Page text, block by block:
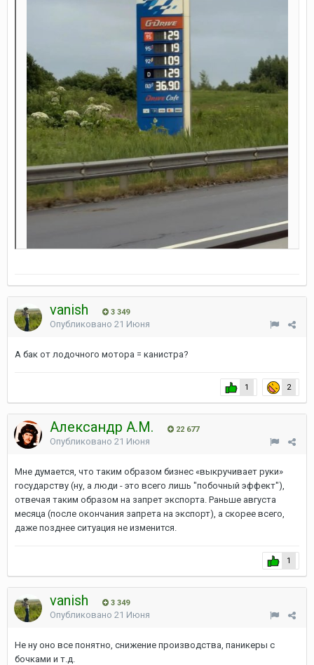
vanish 3 349
Опубликовано 21 Июня
А бак от лодочного мотора = канистра?
1 2
Александр А.М. 22 677
Опубликовано 21 Июня
Мне думается, что таким образом бизнес «выкручивает руки»
государству (ну, а люди - это всего лишь "побочный эффект"),
отвечая таким образом на запрет экспорта. Раньше августа
месяца (после окончания запрета на экспорт), а скорее всего,
даже позднее ситуация не изменится.
1
vanish 3 349
Опубликовано 21 Июня
Не ну оно все понятно, снижение производства, паникеры с
бочками и т.д.